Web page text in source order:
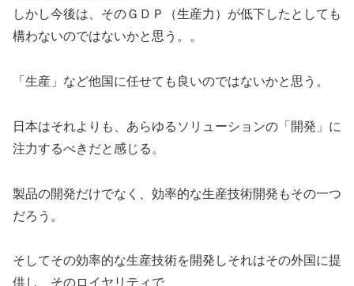
しかし今後は、そのＧＤＰ（生産力）が低下したとしても
構わないのではないかと思う。。
「生産」など他国に任せても良いのではないかと思う。
日本はそれよりも、あらゆるソリューションの「開発」に
注力するべきだと感じる。
製品の開発だけでなく、効率的な生産技術開発もその一つ
だろう。
そしてその効率的な生産技術を開発しそれはその外国に提
供し、そのロイヤリティで